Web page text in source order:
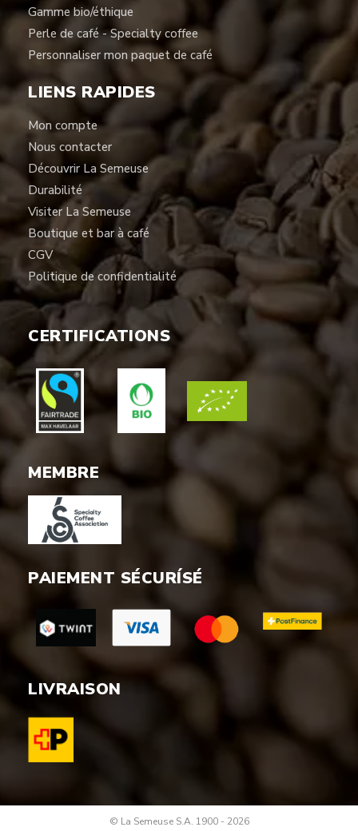
Gamme bio/éthique
Perle de café - Specialty coffee
Personnaliser mon paquet de café
LIENS RAPIDES
Mon compte
Nous contacter
Découvrir La Semeuse
Durabilité
Visiter La Semeuse
Boutique et bar à café
CGV
Politique de confidentialité
CERTIFICATIONS
MEMBRE
PAIEMENT SÉCURÍSÉ
LIVRAISON
© La Semeuse S.A. 1900 - 2026